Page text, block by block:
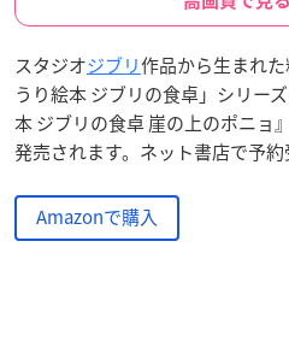
スタジオジブリ作品から生まれ
うり絵本 ジブリの食卓」シリー
本 ジブリの食卓 崖の上のポニョ
発売されます。ネット書店で予約
Amazonで購入